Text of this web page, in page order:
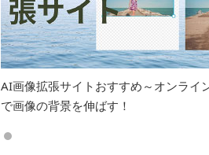
Stable Diffusion WebUI Forgeの利用ガ
イド（特徴・インストール方法など）